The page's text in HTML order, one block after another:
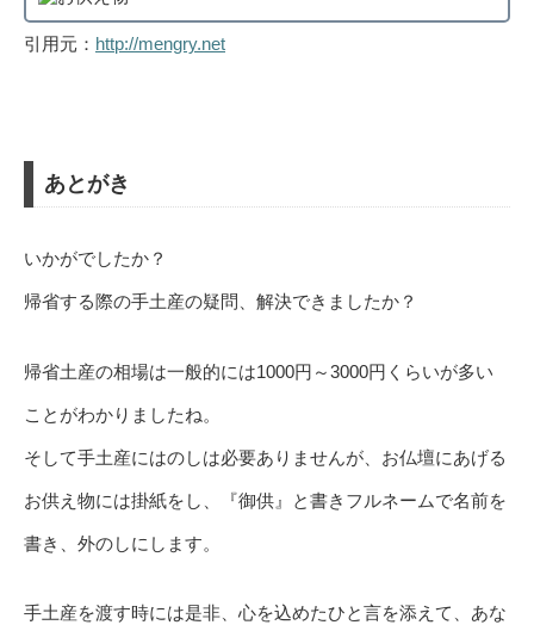
引用元： http://mengry.net
あとがき
いかがでしたか？
帰省する際の手土産の疑問、解決できましたか？
帰省土産の相場は一般的には1000円～3000円くらいが多い
ことがわかりましたね。
そして手土産にはのしは必要ありませんが、お仏壇にあげる
お供え物には掛紙をし、『御供』と書きフルネームで名前を
書き、外のしにします。
手土産を渡す時には是非、心を込めたひと言を添えて、あな